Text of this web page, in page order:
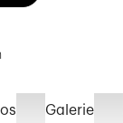
Galerie